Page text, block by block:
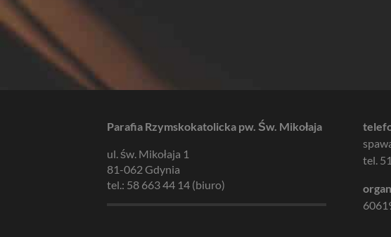
Parafia Rzymskokatolicka pw. Św. Mikołaja
ul. św. Mikołaja 1
81-062 Gdynia
tel.: 58 663 44 14 (biuro)
tel.